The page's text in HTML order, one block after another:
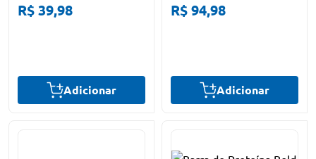
R$ 39,98
Adicionar
R$ 94,98
Adicionar